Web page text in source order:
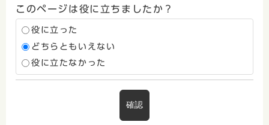
このページは役に立ちましたか？
役に立った
どちらともいえない
役に立たなかった
確認